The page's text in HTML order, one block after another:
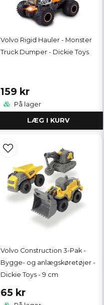
Volvo Rigid Hauler - Monster
Truck Dumper - Dickie Toys
159 kr
På lager
LÆG I KURV
Volvo Construction 3-Pak -
Bygge- og anlægskøretøjer -
Dickie Toys - 9 cm
65 kr